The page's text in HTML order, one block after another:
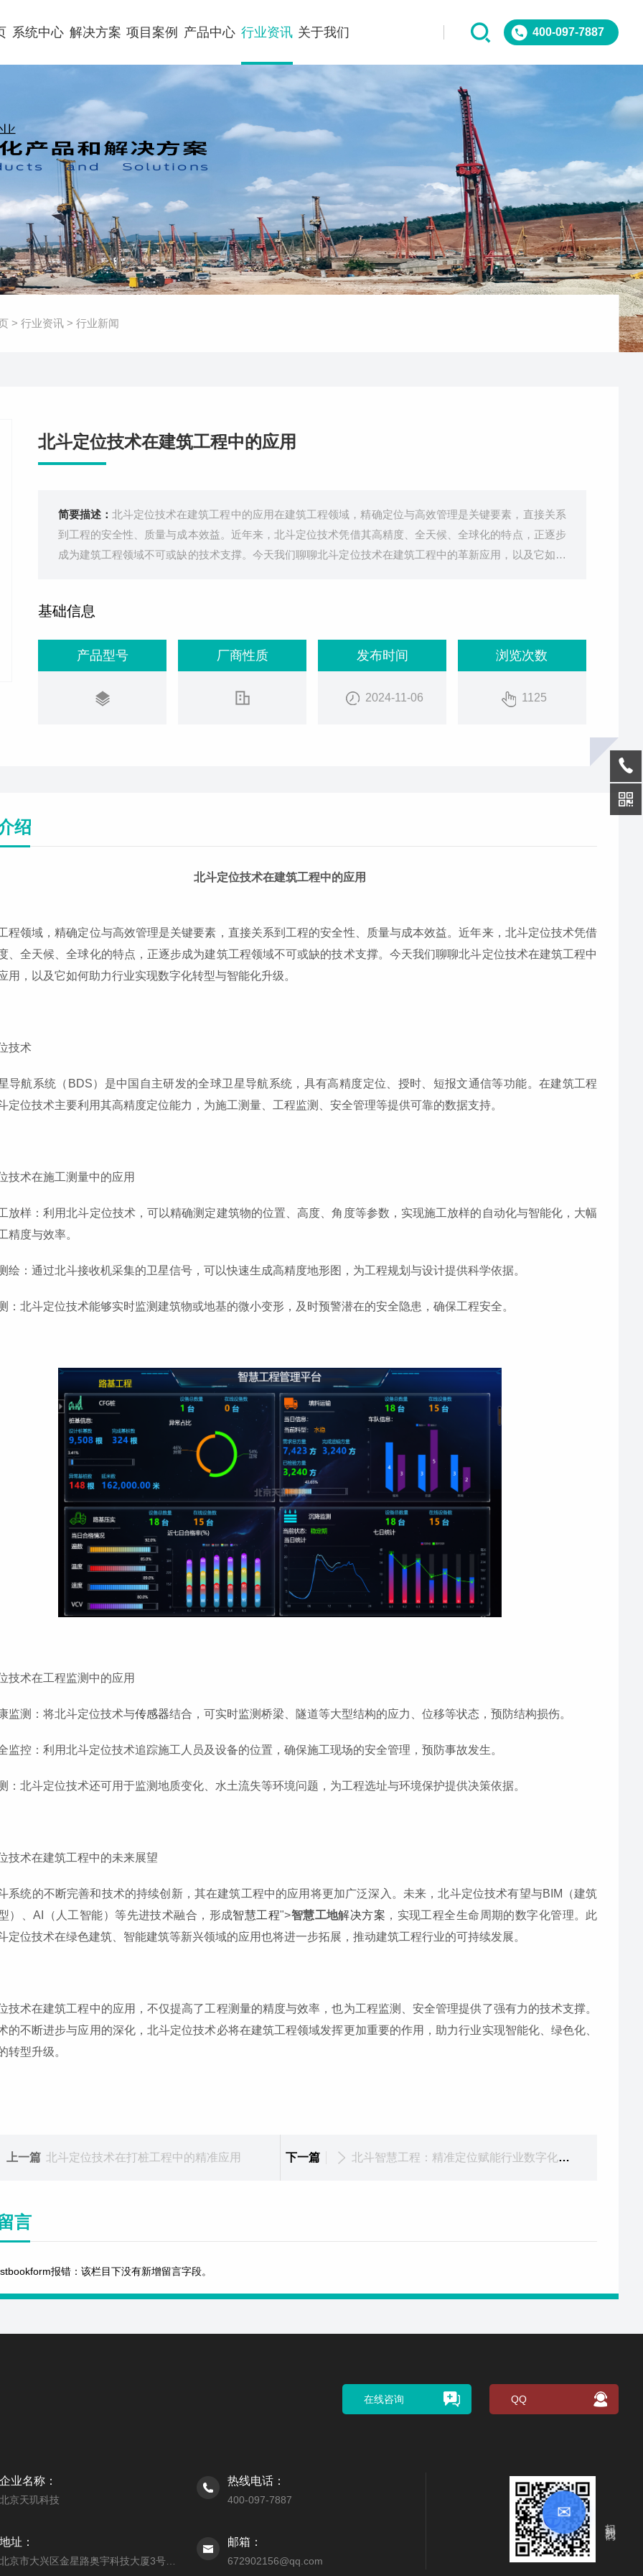
400-097-7887
系统中心 解决方案 项目案例 产品中心 行业资讯 关于我们
✉
> 行业资讯> 行业新闻
北斗定位技术在建筑工程中的应用
简要描述： 北斗定位技术在建筑工程中的应用在建筑工程领域，精确定位与高效管理是关键要素，直接关系
到工程的安全性、质量与成本效益。近年来，北斗定位技术凭借其高精度、全天候、全球化的特点，正逐步
成为建筑工程领域不可或缺的技术支撑。今天我们聊聊北斗定位技术在建筑工程中的革新应用，以及它如何
基础信息
产品型号 厂商性质 发布时间
2024-11-06
浏览次数
1125
绍
北斗定位技术在建筑工程中的应用
程领域，精确定位与高效管理是关键要素，直接关系到工程的安全性、质量与成本效益。近年来，北斗定位技术凭借
、全天候、全球化的特点，正逐步成为建筑工程领域不可或缺的技术支撑。今天我们聊聊北斗定位技术在建筑工程中
用，以及它如何助力行业实现数字化转型与智能化升级。
技术
导航系统（BDS）是中国自主研发的全球卫星导航系统，具有高精度定位、授时、短报文通信等功能。在建筑工程
定位技术主要利用其高精度定位能力，为施工测量、工程监测、安全管理等提供可靠的数据支持。
技术在施工测量中的应用
放样：利用北斗定位技术，可以精确测定建筑物的位置、高度、角度等参数，实现施工放样的自动化与智能化，大幅
精度与效率。
绘：通过北斗接收机采集的卫星信号，可以快速生成高精度地形图，为工程规划与设计提供科学依据。
：北斗定位技术能够实时监测建筑物或地基的微小变形，及时预警潜在的安全隐患，确保工程安全。
技术在工程监测中的应用
监测：将北斗定位技术与传感器结合，可实时监测桥梁、隧道等大型结构的应力、位移等状态，预防结构损伤。
监控：利用北斗定位技术追踪施工人员及设备的位置，确保施工现场的安全管理，预防事故发生。
：北斗定位技术还可用于监测地质变化、水土流失等环境问题，为工程选址与环境保护提供决策依据。
技术在建筑工程中的未来展望
系统的不断完善和技术的持续创新，其在建筑工程中的应用将更加广泛深入。未来，北斗定位技术有望与BIM（建筑
）、AI（人工智能）等先进技术融合，形成智慧工程">智慧工地解决方案 ，实现工程全生命周期的数字化管理。此
定位技术在绿色建筑、智能建筑等新兴领域的应用也将进一步拓展，推动建筑工程行业的可持续发展。
技术在建筑工程中的应用，不仅提高了工程测量的精度与效率，也为工程监测、安全管理提供了强有力的技术支撑。
的不断进步与应用的深化，北斗定位技术必将在建筑工程领域发挥更加重要的作用，助力行业实现智能化、绿色化、
转型升级。
上一篇 北斗定位技术在打桩工程中的精准应用 下一篇 北斗智慧工程：精准定位赋能行业数字化转型
言
报错：该栏目下没有新增留言字段。
在线咨询 QQ
业名称：
京天玑科技
热线电话：
400-097-7887
址：
北京市大兴区金星路奥宇科技大厦3号楼206室
邮箱：
672902156@qq.com